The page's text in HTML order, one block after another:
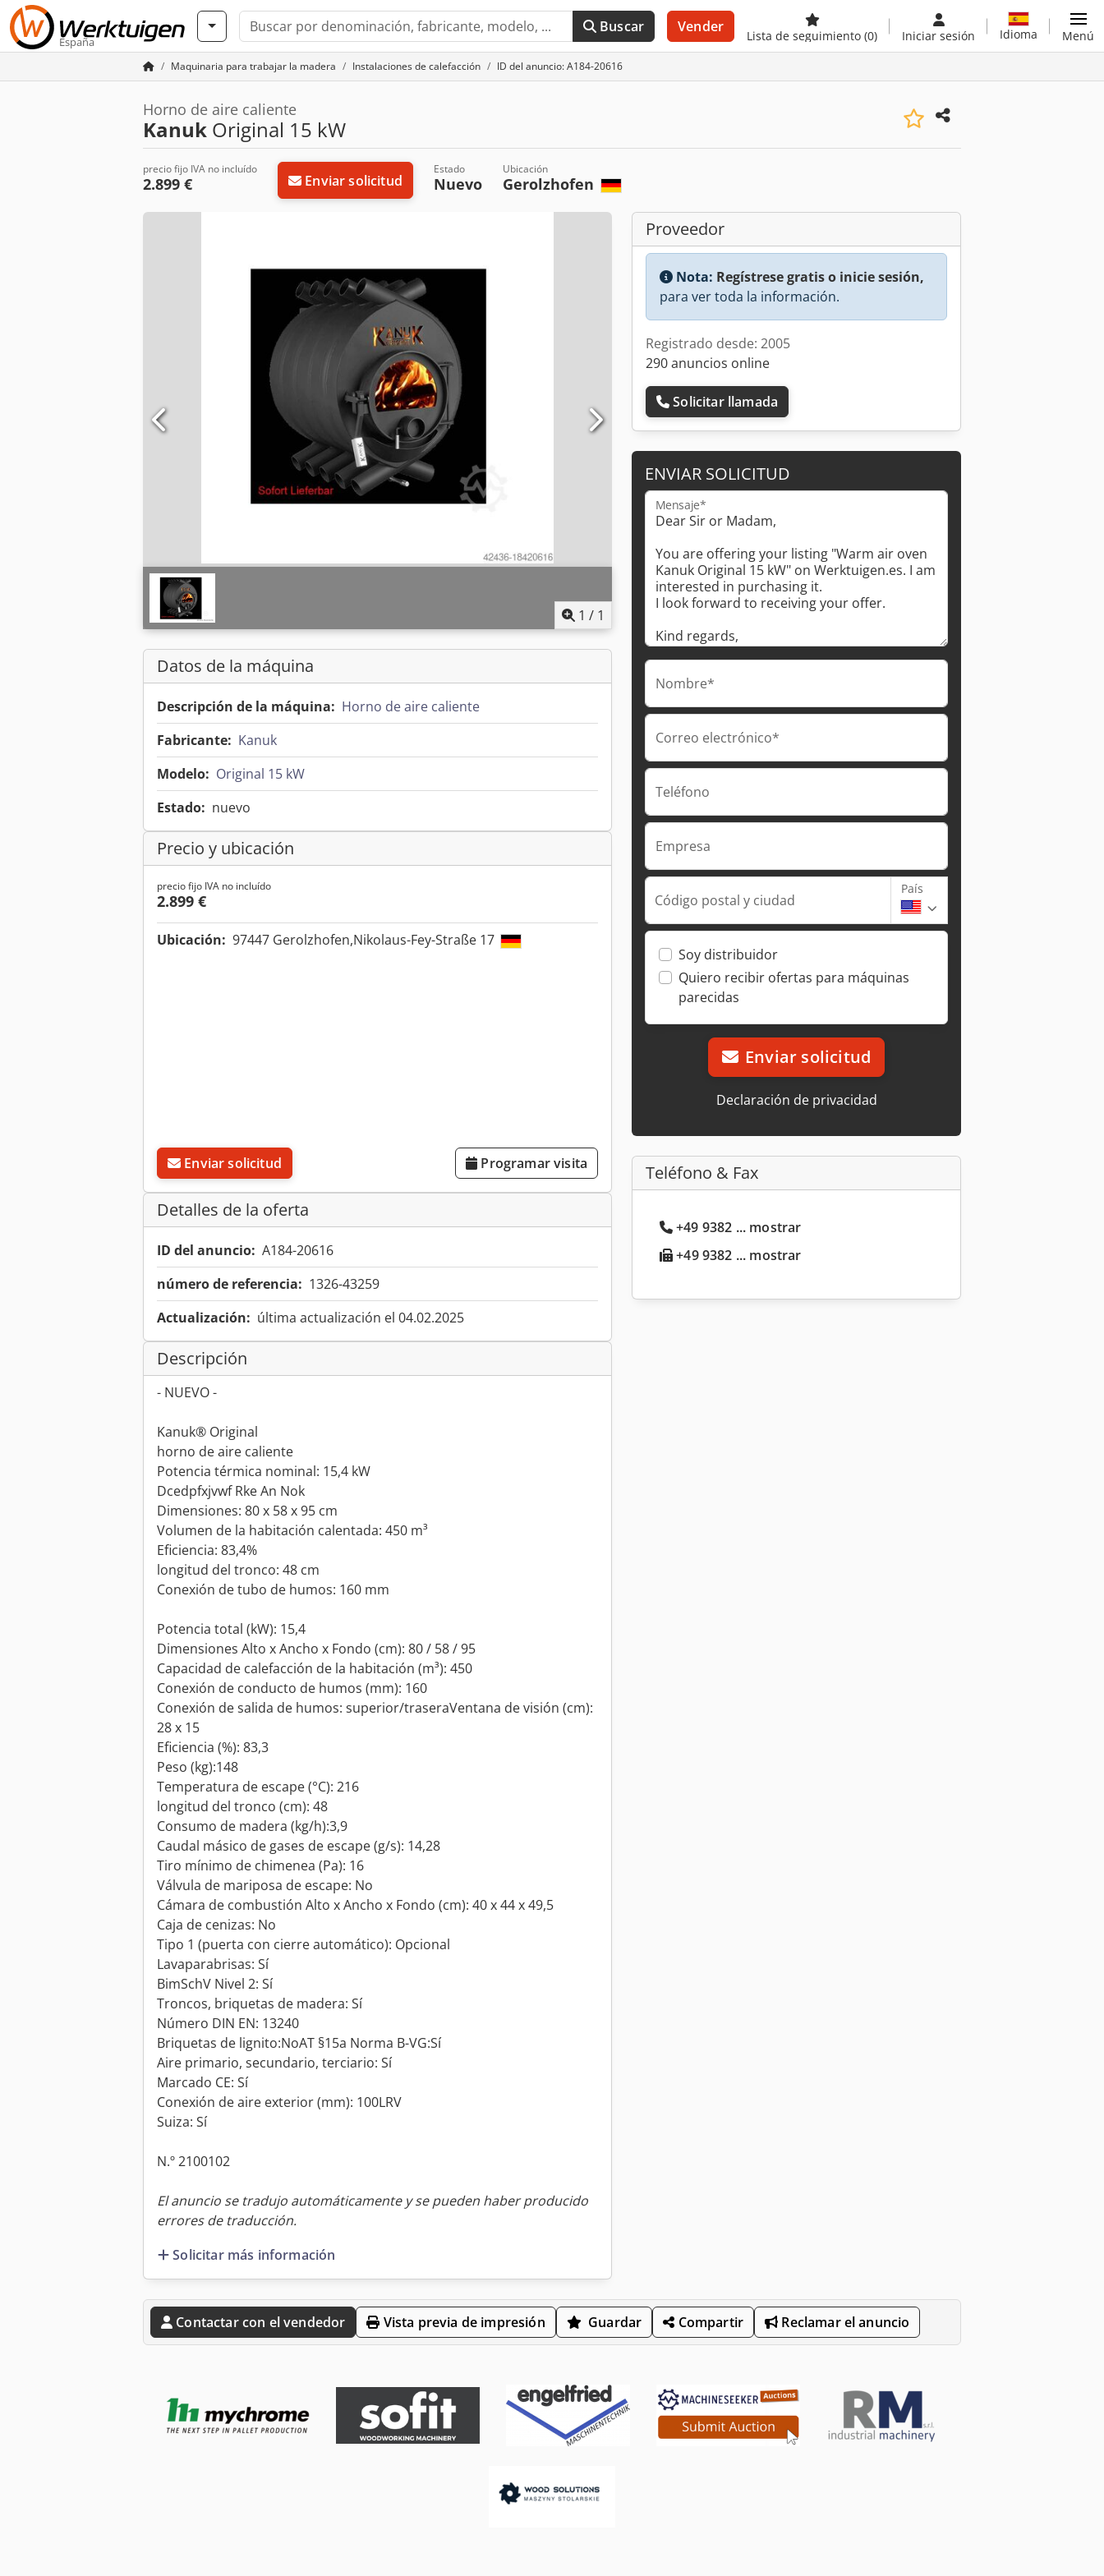
España
Buscar Vender
Lista de seguimiento (0) Iniciar sesión Idioma Menú
Maquinaria para trabajar la madera Instalaciones de calefacción ID del anuncio: A184-20616
Horno de aire caliente
Kanuk Original 15 kW
precio fijo IVA no incluído
2.899 € Enviar solicitud
Estado
Nuevo
Ubicación
Gerolzhofen
1 / 1
Datos de la máquina
Descripción de la máquina: Horno de aire caliente
Fabricante: Kanuk
Modelo: Original 15 kW
Estado: nuevo
Precio y ubicación
precio fijo IVA no incluído
2.899 €
Ubicación: 97447 Gerolzhofen,Nikolaus-Fey-Straße 17
Enviar solicitud Programar visita
Detalles de la oferta
ID del anuncio: A184-20616
número de referencia: 1326-43259
Actualización: última actualización el 04.02.2025
Descripción
- NUEVO -
Kanuk® Original
horno de aire caliente
Potencia térmica nominal: 15,4 kW
Dcedpfxjvwf Rke An Nok
Dimensiones: 80 x 58 x 95 cm
Volumen de la habitación calentada: 450 m³
Eficiencia: 83,4%
longitud del tronco: 48 cm
Conexión de tubo de humos: 160 mm
Potencia total (kW): 15,4
Dimensiones Alto x Ancho x Fondo (cm): 80 / 58 / 95
Capacidad de calefacción de la habitación (m³): 450
Conexión de conducto de humos (mm): 160
Conexión de salida de humos: superior/traseraVentana de visión (cm):
28 x 15
Eficiencia (%): 83,3
Peso (kg):148
Temperatura de escape (°C): 216
longitud del tronco (cm): 48
Consumo de madera (kg/h):3,9
Caudal másico de gases de escape (g/s): 14,28
Tiro mínimo de chimenea (Pa): 16
Válvula de mariposa de escape: No
Cámara de combustión Alto x Ancho x Fondo (cm): 40 x 44 x 49,5
Caja de cenizas: No
Tipo 1 (puerta con cierre automático): Opcional
Lavaparabrisas: Sí
BimSchV Nivel 2: Sí
Troncos, briquetas de madera: Sí
Número DIN EN: 13240
Briquetas de lignito:NoAT §15a Norma B-VG:Sí
Aire primario, secundario, terciario: Sí
Marcado CE: Sí
Conexión de aire exterior (mm): 100LRV
Suiza: Sí
N.º 2100102
El anuncio se tradujo automáticamente y se pueden haber producido
errores de traducción.
Solicitar más información
Proveedor
Nota: Regístrese gratis o inicie sesión,
para ver toda la información.
Registrado desde: 2005
290 anuncios online
Solicitar llamada
ENVIAR SOLICITUD
Mensaje*
Nombre*
Correo electrónico*
Teléfono
Empresa
Código postal y ciudad
País
Soy distribuidor
Quiero recibir ofertas para máquinas
parecidas
Enviar solicitud
Declaración de privacidad
Teléfono & Fax
+49 9382 ... mostrar
+49 9382 ... mostrar
Contactar con el vendedor Vista previa de impresión Guardar Compartir Reclamar el anuncio